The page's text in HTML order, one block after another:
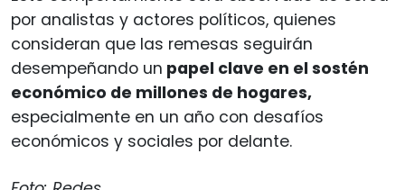
por analistas y actores políticos, quienes
consideran que las remesas seguirán
desempeñando un papel clave en el sostén
económico de millones de hogares,
especialmente en un año con desafíos
económicos y sociales por delante.